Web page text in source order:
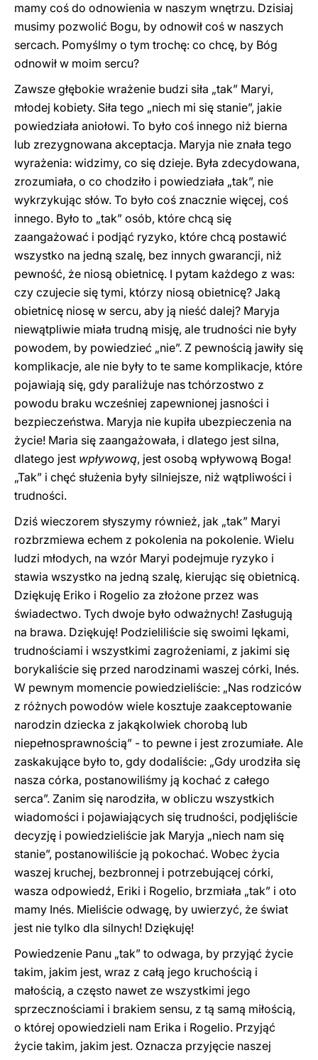
mamy coś do odnowienia w naszym wnętrzu. Dzisiaj
musimy pozwolić Bogu, by odnowił coś w naszych
sercach. Pomyślmy o tym trochę: co chcę, by Bóg
odnowił w moim sercu?
Zawsze głębokie wrażenie budzi siła „tak” Maryi,
młodej kobiety. Siła tego „niech mi się stanie”, jakie
powiedziała aniołowi. To było coś innego niż bierna
lub zrezygnowana akceptacja. Maryja nie znała tego
wyrażenia: widzimy, co się dzieje. Była zdecydowana,
zrozumiała, o co chodziło i powiedziała „tak”, nie
wykrzykując słów. To było coś znacznie więcej, coś
innego. Było to „tak” osób, które chcą się
zaangażować i podjąć ryzyko, które chcą postawić
wszystko na jedną szalę, bez innych gwarancji, niż
pewność, że niosą obietnicę. I pytam każdego z was:
czy czujecie się tymi, którzy niosą obietnicę? Jaką
obietnicę niosę w sercu, aby ją nieść dalej? Maryja
niewątpliwie miała trudną misję, ale trudności nie były
powodem, by powiedzieć „nie”. Z pewnością jawiły się
komplikacje, ale nie były to te same komplikacje, które
pojawiają się, gdy paraliżuje nas tchórzostwo z
powodu braku wcześniej zapewnionej jasności i
bezpieczeństwa. Maryja nie kupiła ubezpieczenia na
życie! Maria się zaangażowała, i dlatego jest silna,
dlatego jest wpływową, jest osobą wpływową Boga!
„Tak” i chęć służenia były silniejsze, niż wątpliwości i
trudności.
Dziś wieczorem słyszymy również, jak „tak” Maryi
rozbrzmiewa echem z pokolenia na pokolenie. Wielu
ludzi młodych, na wzór Maryi podejmuje ryzyko i
stawia wszystko na jedną szalę, kierując się obietnicą.
Dziękuję Eriko i Rogelio za złożone przez was
świadectwo. Tych dwoje było odważnych! Zasługują
na brawa. Dziękuję! Podzieliliście się swoimi lękami,
trudnościami i wszystkimi zagrożeniami, z jakimi się
borykaliście się przed narodzinami waszej córki, Inés.
W pewnym momencie powiedzieliście: „Nas rodziców
z różnych powodów wiele kosztuje zaakceptowanie
narodzin dziecka z jakąkolwiek chorobą lub
niepełnosprawnością” - to pewne i jest zrozumiałe. Ale
zaskakujące było to, gdy dodaliście: „Gdy urodziła się
nasza córka, postanowiliśmy ją kochać z całego
serca”. Zanim się narodziła, w obliczu wszystkich
wiadomości i pojawiających się trudności, podjęliście
decyzję i powiedzieliście jak Maryja „niech nam się
stanie”, postanowiliście ją pokochać. Wobec życia
waszej kruchej, bezbronnej i potrzebującej córki,
wasza odpowiedź, Eriki i Rogelio, brzmiała „tak” i oto
mamy Inés. Mieliście odwagę, by uwierzyć, że świat
jest nie tylko dla silnych! Dziękuję!
Powiedzenie Panu „tak” to odwaga, by przyjąć życie
takim, jakim jest, wraz z całą jego kruchością i
małością, a często nawet ze wszystkimi jego
sprzecznościami i brakiem sensu, z tą samą miłością,
o której opowiedzieli nam Erika i Rogelio. Przyjąć
życie takim, jakim jest. Oznacza przyjęcie naszej